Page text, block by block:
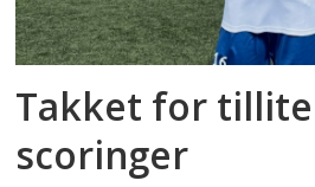
Takket for
scoringer